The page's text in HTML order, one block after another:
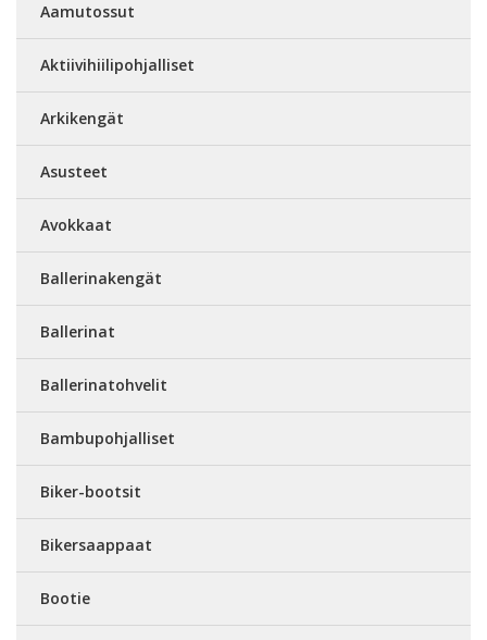
Aamutossut
Aktiivihiilipohjalliset
Arkikengät
Asusteet
Avokkaat
Ballerinakengät
Ballerinat
Ballerinatohvelit
Bambupohjalliset
Biker-bootsit
Bikersaappaat
Bootie